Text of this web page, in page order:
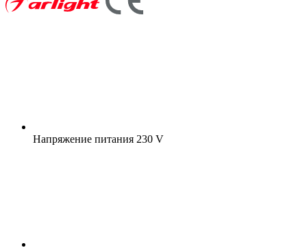
Напряжение питания 230 V